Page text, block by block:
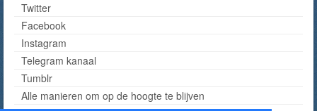
Twitter
Facebook
Instagram
Telegram kanaal
Tumblr
Alle manieren om op de hoogte te blijven